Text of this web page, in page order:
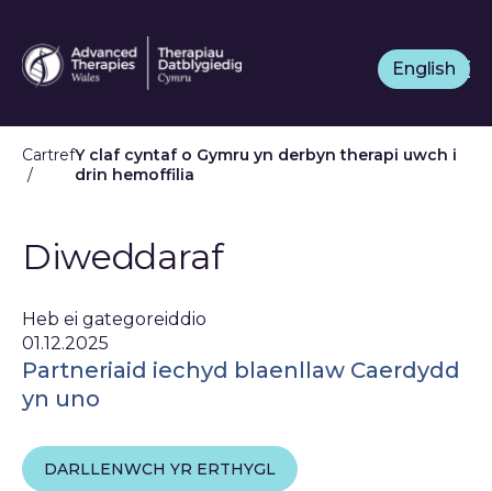
Neidio
i'r
prif
English
CartrefY claf cyntaf o Gymru yn derbyn therapi uwch i
drin hemoffilia
Diweddaraf
Heb ei gategoreiddio
01.12.2025
Partneriaid iechyd blaenllaw Caerdydd
yn uno
DARLLENWCH YR ERTHYGL